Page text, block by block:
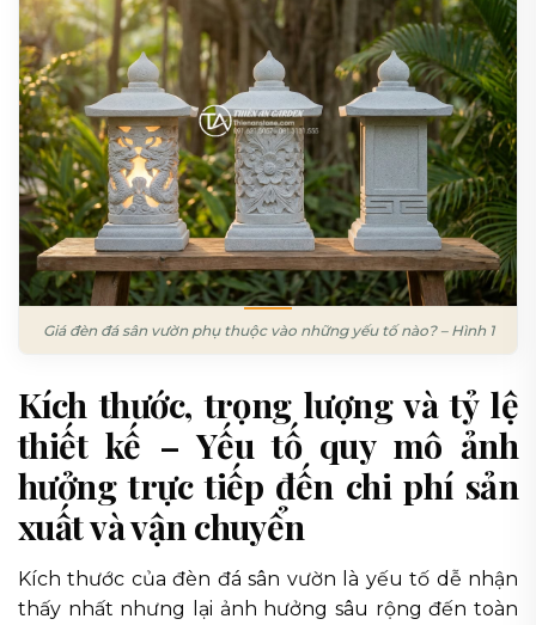
Giá đèn đá sân vườn phụ thuộc vào những yếu tố nào? – Hình 1
Kích thước, trọng lượng và tỷ lệ
thiết kế – Yếu tố quy mô ảnh
hưởng trực tiếp đến chi phí sản
xuất và vận chuyển
Kích thước của đèn đá sân vườn là yếu tố dễ nhận
thấy nhất nhưng lại ảnh hưởng sâu rộng đến toàn